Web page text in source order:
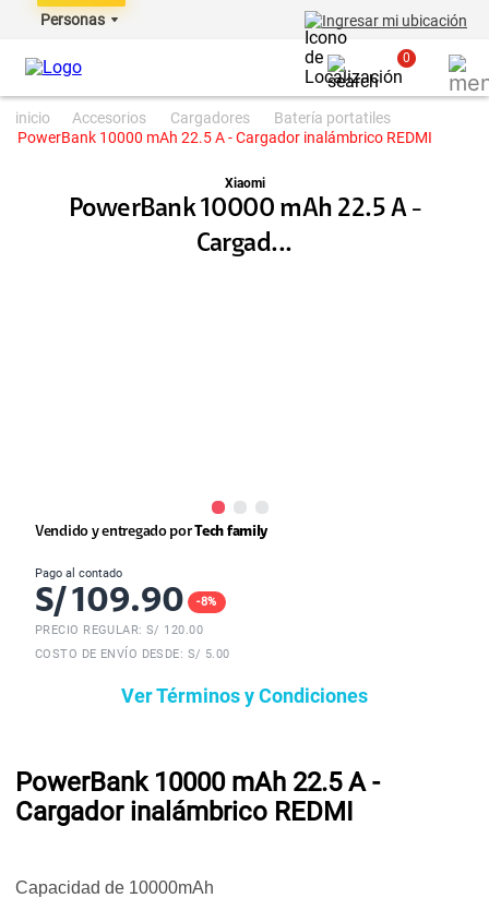
Personas Ingresar mi ubicación
0
accesorios cargadores
batería portatiles
PowerBank 10000 mAh 22.5 A - Cargador inalámbrico REDMI
Xiaomi
PowerBank 10000 mAh 22.5 A -
Cargad...
Vendido y entregado por Tech family
Pago al contado
S/109.90 -8%
PRECIO REGULAR: S/ 120.00
COSTO DE ENVÍO DESDE: S/ 5.00
Ver Términos y Condiciones
PowerBank 10000 mAh 22.5 A -
Cargador inalámbrico REDMI
Capacidad de 10000mAh